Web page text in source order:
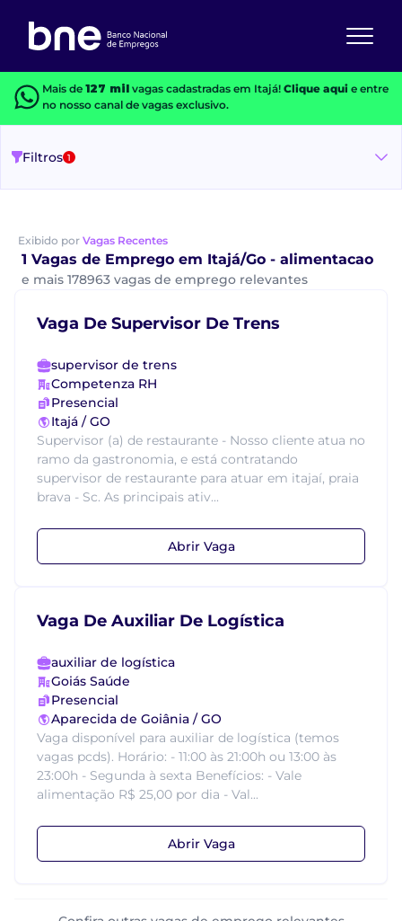
Mais de 127 milvagas cadastradas em Itajá! Clique aquie entre
no nosso canal de vagas exclusivo.
Filtros 1
Exibido por Vagas Recentes
1 Vagas de Emprego em Itajá/Go - alimentacao
e mais 178963 vagas de emprego relevantes
Vaga De Supervisor De Trens
supervisor de trens
Competenza RH
Presencial
Itajá / GO
Supervisor (a) de restaurante - Nosso cliente atua no
ramo da gastronomia, e está contratando
supervisor de restaurante para atuar em itajaí, praia
brava - Sc. As principais ativ...
Abrir Vaga
Vaga De Auxiliar De Logística
auxiliar de logística
Goiás Saúde
Presencial
Aparecida de Goiânia / GO
Vaga disponível para auxiliar de logística (temos
vagas pcds). Horário: - 11:00 às 21:00h ou 13:00 às
23:00h - Segunda à sexta Benefícios: - Vale
alimentação R$ 25,00 por dia - Val...
Abrir Vaga